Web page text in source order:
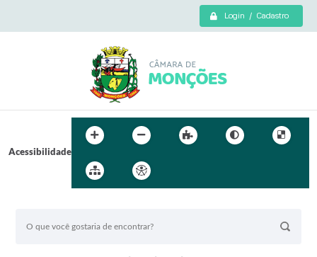
Login / Cadastro
Acessibilidade